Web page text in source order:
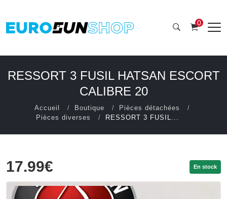
0
RESSORT 3 FUSIL HATSAN ESCORT
CALIBRE 20
Accueil Boutique
Pièces détachées
Pièces diverses
RESSORT 3 FUSIL...
17.99€ En stock